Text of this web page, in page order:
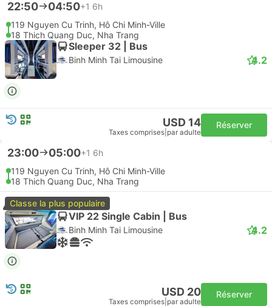
22:50 04:50+1 6h
119 Nguyen Cu Trinh, Hô Chi Minh-Ville
18 Thich Quang Duc, Nha Trang
Sleeper 32 | Bus
Binh Minh Tai Limousine 4.2
USD 14
Taxes comprises par adulte
Réserver
23:00 05:00+1 6h
119 Nguyen Cu Trinh, Hô Chi Minh-Ville
18 Thich Quang Duc, Nha Trang
Classe la plus populaire
VIP 22 Single Cabin | Bus
Binh Minh Tai Limousine 4.2
USD 20
Taxes comprises par adulte
Réserver